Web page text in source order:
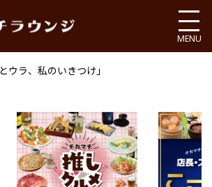
チカマチラウンジ
MENU